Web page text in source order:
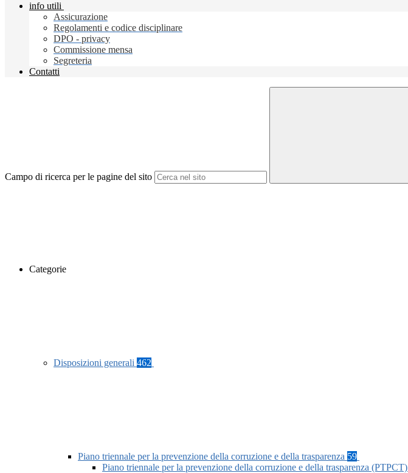
info utili
Assicurazione
Regolamenti e codice disciplinare
DPO - privacy
Commissione mensa
Segreteria
Contatti
Campo di ricerca per le pagine del sito
Categorie
Disposizioni generali 462
Piano triennale per la prevenzione della corruzione e della trasparenza 59
Piano triennale per la prevenzione della corruzione e della trasparenza (PTPCT)